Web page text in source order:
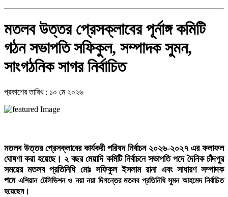
মতলব উত্তর প্রেসক্লাবের পূর্নাঙ্গ কমিটি
গঠন সভাপতি সফিকুল, সম্পাদক সুমন,
সাংগঠনিক সাগর নির্বাচিত
প্রকাশের তারিখ : ১০ মে ২০২৬
মতলব উত্তর প্রেসক্লাবের কার্যকরী পরিষদ নির্বাচন ২০২৬-২০২৭ এর ফলাফল
ঘোষণা করা হয়েছে। ২ বছর মেয়াদি কমিটি নির্বাচনে সভাপতি পদে দৈনিক চাঁদপুর
সময়ের মতলব প্রতিনিধি মোঃ সফিকুল ইসলাম রানা এবং সাধারণ সম্পাদক
পদেএশিয়ান টেলিভিশন ও নয়া নয়া দিগন্তের মতলব প্রতিনিধি সুমন আহমেদ নির্বাচিত
হয়েছেন।